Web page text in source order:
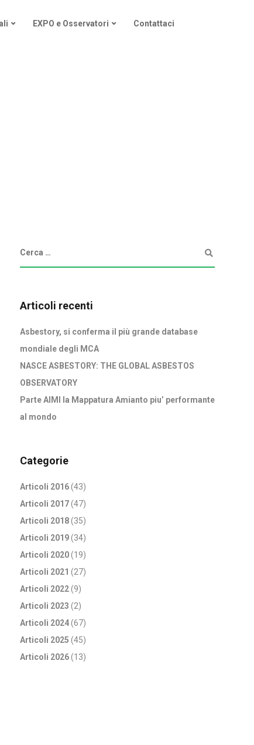
EXPO e Osservatori Contattaci
Articoli recenti
Asbestory, si conferma il più grande database
mondiale degli MCA
NASCE ASBESTORY: THE GLOBAL ASBESTOS
OBSERVATORY
Parte AIMI la Mappatura Amianto piu’ performante
al mondo
Categorie
Articoli 2016(43)
Articoli 2017(47)
Articoli 2018(35)
Articoli 2019(34)
Articoli 2020(19)
Articoli 2021 (27)
Articoli 2022(9)
Articoli 2023 (2)
Articoli 2024(67)
Articoli 2025 (45)
Articoli 2026(13)